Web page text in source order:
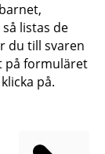
listas de
du till svaren
på formuläret
på.